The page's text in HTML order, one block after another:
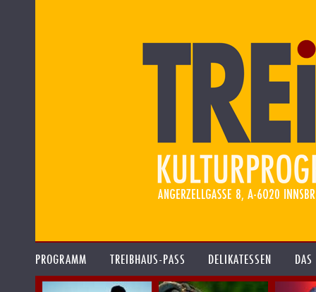
PROGRAMM TREIBHAUS-PASS DELIKATESSEN